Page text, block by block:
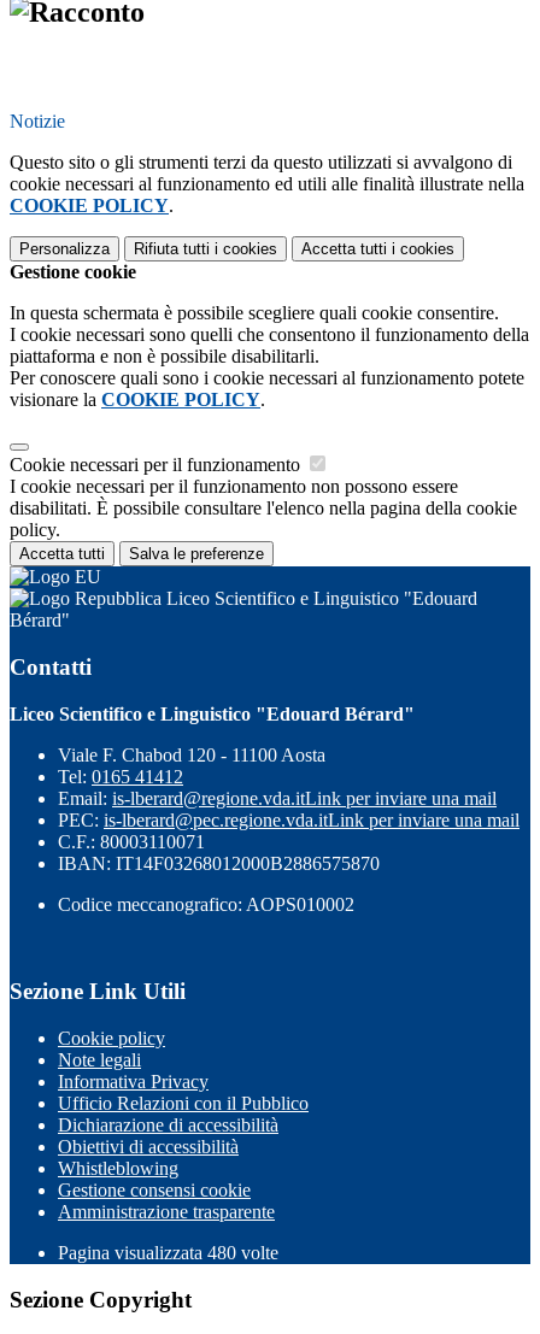
Notizie
Questo sito o gli strumenti terzi da questo utilizzati si avvalgono di
cookie necessari al funzionamento ed utili alle finalità illustrate nella
COOKIE POLICY.
Personalizza Rifiuta tutti i cookies Accetta tutti i cookies
Gestione cookie
In questa schermata è possibile scegliere quali cookie consentire.
I cookie necessari sono quelli che consentono il funzionamento della
piattaforma e non è possibile disabilitarli.
Per conoscere quali sono i cookie necessari al funzionamento potete
visionare la COOKIE POLICY.
Cookie necessari per il funzionamento
I cookie necessari per il funzionamento non possono essere
disabilitati. È possibile consultare l'elenco nella pagina della cookie
policy.
Accetta tutti Salva le preferenze
Liceo Scientifico e Linguistico "Edouard
Bérard"
Contatti
Liceo Scientifico e Linguistico "Edouard Bérard"
Viale F. Chabod 120 - 11100 Aosta
Tel: 0165 41412
Email: is-lberard@regione.vda.itLink per inviare una mail
PEC: is-lberard@pec.regione.vda.itLink per inviare una mail
C.F.: 80003110071
IBAN: IT14F03268012000B2886575870
Codice meccanografico: AOPS010002
Sezione Link Utili
Cookie policy
Note legali
Informativa Privacy
Ufficio Relazioni con il Pubblico
Dichiarazione di accessibilità
Obiettivi di accessibilità
Whistleblowing
Gestione consensi cookie
Amministrazione trasparente
Pagina visualizzata 480 volte
Sezione Copyright